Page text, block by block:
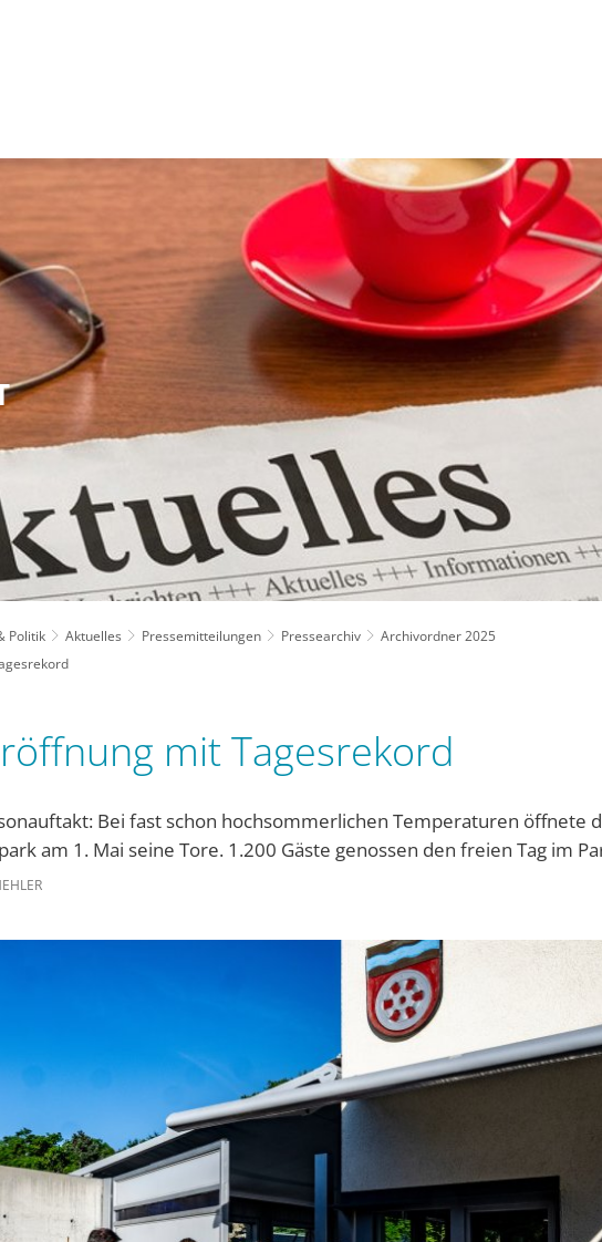
Politik Aktuelles Pressemitteilungen Pressearchiv
Archivordner 2025
mit Tagesrekord
Bei fast schon hochsommerlichen Temperaturen öffnete
am 1. Mai seine Tore. 1.200 Gäste genossen den freien Tag im